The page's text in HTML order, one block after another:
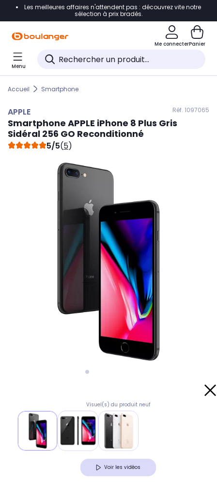
Accéder directement à la navigation
Accéder directement au pied de page
Accéder directement au chatbot
Les meilleures affaires n'attendent pas : découvrez vite notre
sélection à prix bradés.
Me connecterPanier
Menu
Accueil Smartphone
APPLE Réf. 1097065
Smartphone APPLE iPhone 8 Plus Gris
Sidéral 256 GO Reconditionné
5/5(5)
Visuel(s) du produit neuf
Voir les vidéos